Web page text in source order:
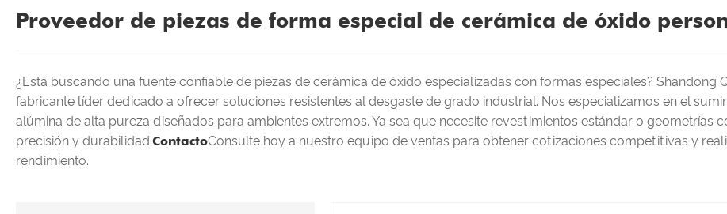
Proveedor de piezas de forma especial de cerámica de óxido
¿Está buscando una fuente confiable de piezas de cerámica de óxido especializadas con formas especiales? Shandong
fabricante líder dedicado a ofrecer soluciones resistentes al desgaste de grado industrial. Nos especializamos en el
alúmina de alta pureza diseñados para ambientes extremos. Ya sea que necesite revestimientos estándar o geometrías
precisión y durabilidad.ContactoConsulte hoy a nuestro equipo de ventas para obtener cotizaciones competitivas y
rendimiento.